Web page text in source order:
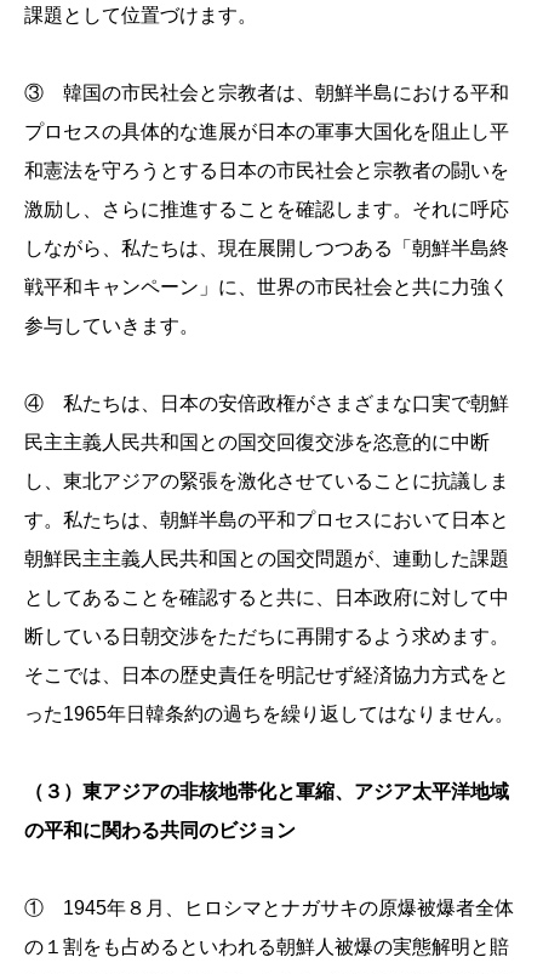
課題として位置づけます。
③ 韓国の市民社会と宗教者は、朝鮮半島における平和
プロセスの具体的な進展が日本の軍事大国化を阻止し平
和憲法を守ろうとする日本の市民社会と宗教者の闘いを
激励し、さらに推進することを確認します。それに呼応
しながら、私たちは、現在展開しつつある「朝鮮半島終
戦平和キャンペーン」に、世界の市民社会と共に力強く
参与していきます。
④ 私たちは、日本の安倍政権がさまざまな口実で朝鮮
民主主義人民共和国との国交回復交渉を恣意的に中断
し、東北アジアの緊張を激化させていることに抗議しま
す。私たちは、朝鮮半島の平和プロセスにおいて日本と
朝鮮民主主義人民共和国との国交問題が、連動した課題
としてあることを確認すると共に、日本政府に対して中
断している日朝交渉をただちに再開するよう求めます。
そこでは、日本の歴史責任を明記せず経済協力方式をと
った1965年日韓条約の過ちを繰り返してはなりません。
（３）東アジアの非核地帯化と軍縮、アジア太平洋地域
の平和に関わる共同のビジョン
① 1945年８月、ヒロシマとナガサキの原爆被爆者全体
の１割をも占めるといわれる朝鮮人被爆の実態解明と賠